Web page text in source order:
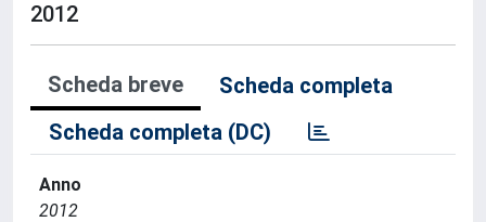
2012
Scheda breve
Scheda completa
Scheda completa (DC)
Anno
2012